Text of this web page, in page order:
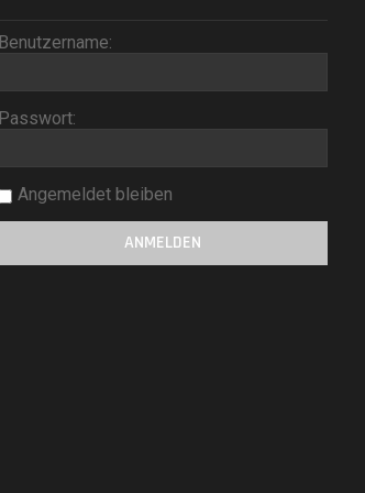
Benutzername:
Passwort:
Angemeldet bleiben